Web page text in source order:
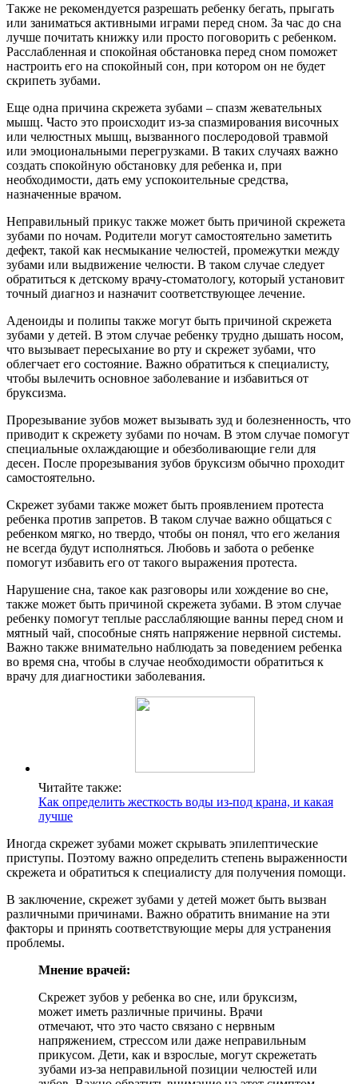
Также не рекомендуется разрешать ребенку бегать, прыгать
или заниматься активными играми перед сном. За час до сна
лучше почитать книжку или просто поговорить с ребенком.
Расслабленная и спокойная обстановка перед сном поможет
настроить его на спокойный сон, при котором он не будет
скрипеть зубами.
Еще одна причина скрежета зубами – спазм жевательных
мышц. Часто это происходит из-за спазмирования височных
или челюстных мышц, вызванного послеродовой травмой
или эмоциональными перегрузками. В таких случаях важно
создать спокойную обстановку для ребенка и, при
необходимости, дать ему успокоительные средства,
назначенные врачом.
Неправильный прикус также может быть причиной скрежета
зубами по ночам. Родители могут самостоятельно заметить
дефект, такой как несмыкание челюстей, промежутки между
зубами или выдвижение челюсти. В таком случае следует
обратиться к детскому врачу-стоматологу, который установит
точный диагноз и назначит соответствующее лечение.
Аденоиды и полипы также могут быть причиной скрежета
зубами у детей. В этом случае ребенку трудно дышать носом,
что вызывает пересыхание во рту и скрежет зубами, что
облегчает его состояние. Важно обратиться к специалисту,
чтобы вылечить основное заболевание и избавиться от
бруксизма.
Прорезывание зубов может вызывать зуд и болезненность, что
приводит к скрежету зубами по ночам. В этом случае помогут
специальные охлаждающие и обезболивающие гели для
десен. После прорезывания зубов бруксизм обычно проходит
самостоятельно.
Скрежет зубами также может быть проявлением протеста
ребенка против запретов. В таком случае важно общаться с
ребенком мягко, но твердо, чтобы он понял, что его желания
не всегда будут исполняться. Любовь и забота о ребенке
помогут избавить его от такого выражения протеста.
Нарушение сна, такое как разговоры или хождение во сне,
также может быть причиной скрежета зубами. В этом случае
ребенку помогут теплые расслабляющие ванны перед сном и
мятный чай, способные снять напряжение нервной системы.
Важно также внимательно наблюдать за поведением ребенка
во время сна, чтобы в случае необходимости обратиться к
врачу для диагностики заболевания.
Читайте также:
Как определить жесткость воды из-под крана, и какая
лучше
Иногда скрежет зубами может скрывать эпилептические
приступы. Поэтому важно определить степень выраженности
скрежета и обратиться к специалисту для получения помощи.
В заключение, скрежет зубами у детей может быть вызван
различными причинами. Важно обратить внимание на эти
факторы и принять соответствующие меры для устранения
проблемы.
Мнение врачей:
Скрежет зубов у ребенка во сне, или бруксизм,
может иметь различные причины. Врачи
отмечают, что это часто связано с нервным
напряжением, стрессом или даже неправильным
прикусом. Дети, как и взрослые, могут скрежетать
зубами из-за неправильной позиции челюстей или